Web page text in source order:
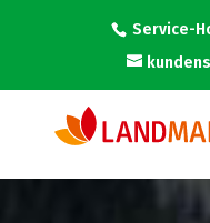
Service-